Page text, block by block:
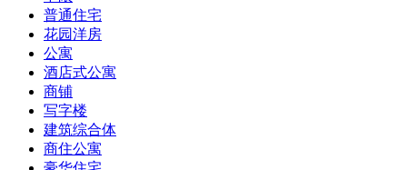
普通住宅
花园洋房
公寓
酒店式公寓
商铺
写字楼
建筑综合体
商住公寓